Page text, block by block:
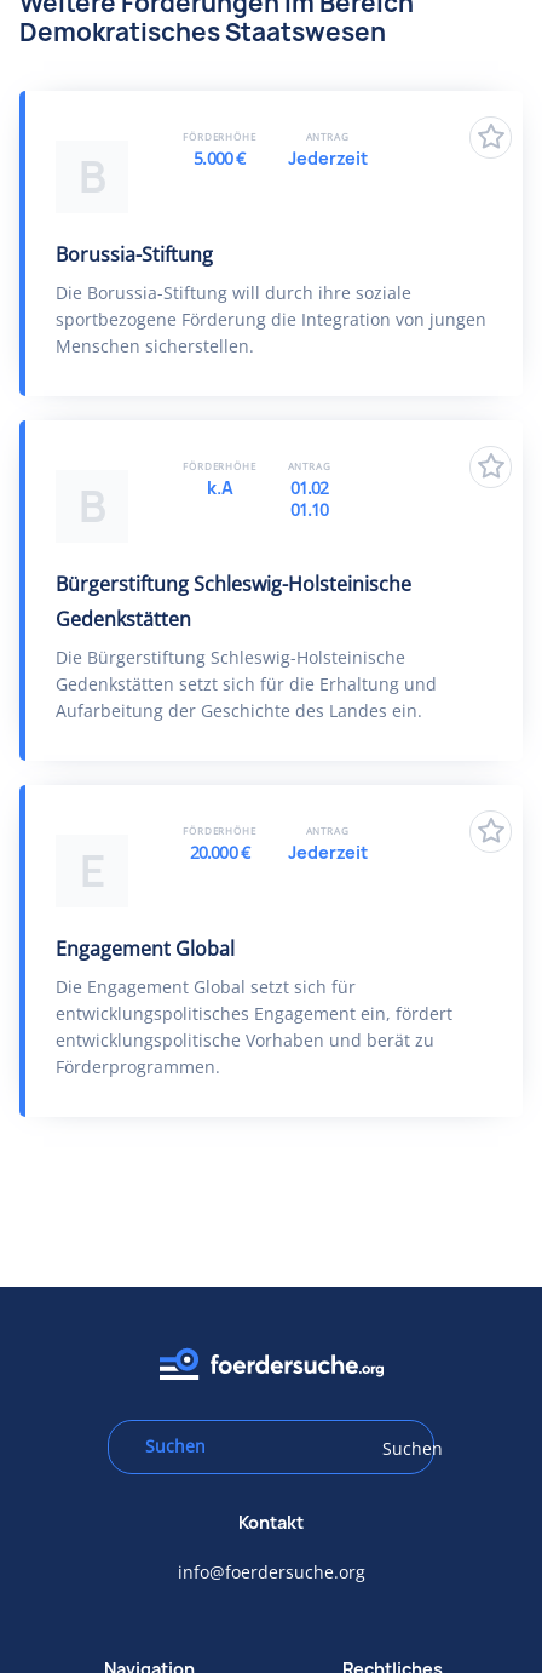
Demokratisches Staatswesen
B
Borussia-Stiftung
Die Borussia-Stiftung will durch ihre soziale
sportbezogene Förderung die Integration von jungen
Menschen sicherstellen.
FÖRDERHÖHE
5.000 €
ANTRAG
Jederzeit
B
Bürgerstiftung Schleswig-Holsteinische
Gedenkstätten
Die Bürgerstiftung Schleswig-Holsteinische
Gedenkstätten setzt sich für die Erhaltung und
Aufarbeitung der Geschichte des Landes ein.
FÖRDERHÖHE
k.A
ANTRAG
01.02
01.10
E
Engagement Global
Die Engagement Global setzt sich für
entwicklungspolitisches Engagement ein, fördert
entwicklungspolitische Vorhaben und berät zu
Förderprogrammen.
FÖRDERHÖHE
20.000 €
ANTRAG
Jederzeit
Suchen
Kontakt
info@foerdersuche.org